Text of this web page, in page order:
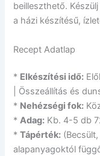
beilleszthető.
a házi készítésű,
Recept Adatlap
* Elkészítési idő:
| Összeállítás és
* Nehézségi fok:
*Adag: Kb. 4-5 db
*Tápérték:
alapanyagoktól